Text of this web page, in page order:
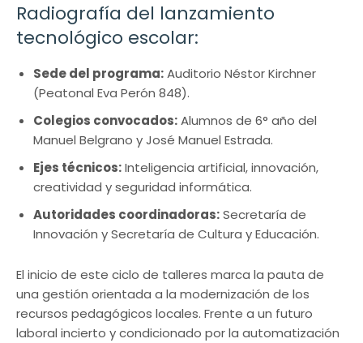
Radiografía del lanzamiento
tecnológico escolar:
Sede del programa:Auditorio Néstor Kirchner
(Peatonal Eva Perón 848).
Colegios convocados:Alumnos de 6° año del
Manuel Belgrano y José Manuel Estrada.
Ejes técnicos:Inteligencia artificial, innovación,
creatividad y seguridad informática.
Autoridades coordinadoras:Secretaría de
Innovación y Secretaría de Cultura y Educación.
El inicio de este ciclo de talleres marca la pauta de
una gestión orientada a la modernización de los
recursos pedagógicos locales. Frente a un futuro
laboral incierto y condicionado por la automatización